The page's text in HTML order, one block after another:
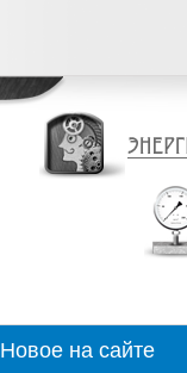
Новое на сайте